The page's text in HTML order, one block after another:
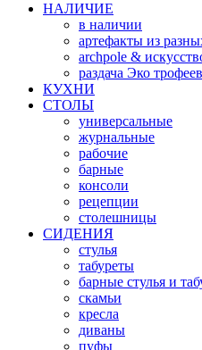
НАЛИЧИЕ
в наличии
артефакты из
archpole &
раздача Эко трофеев
КУХНИ
СТОЛЫ
универсальные
журнальные
рабочие
барные
консоли
рецепции
столешницы
СИДЕНИЯ
стулья
табуреты
барные стулья и
скамьи
кресла
диваны
пуфы